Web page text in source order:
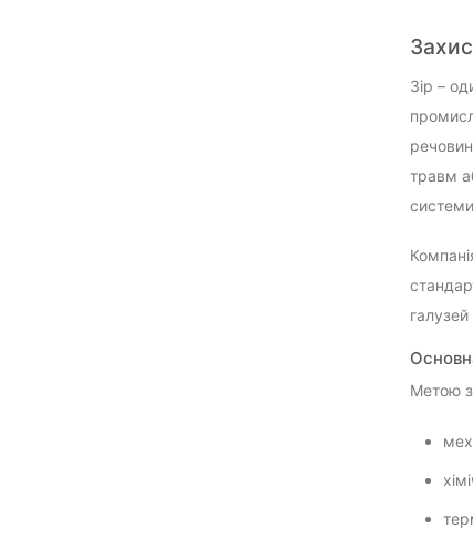
Зір –
травм
Метою